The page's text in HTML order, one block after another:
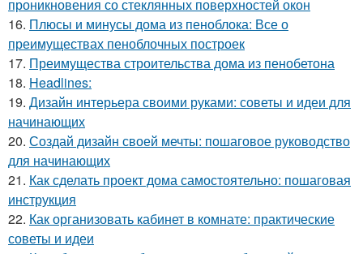
проникновения со стеклянных поверхностей окон
16. Плюсы и минусы дома из пеноблока: Все о
преимуществах пеноблочных построек
17. Преимущества строительства дома из пенобетона
18. Headlines:
19. Дизайн интерьера своими руками: советы и идеи для
начинающих
20. Создай дизайн своей мечты: пошаговое руководство
для начинающих
21. Как сделать проект дома самостоятельно: пошаговая
инструкция
22. Как организовать кабинет в комнате: практические
советы и идеи